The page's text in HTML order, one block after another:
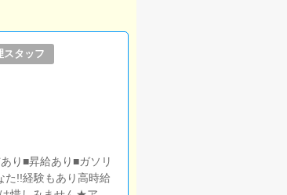
スタッフ
り■昇給あり■ガソリ
た!!経験もあり高時給